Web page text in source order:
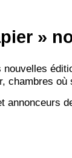
»
chambres